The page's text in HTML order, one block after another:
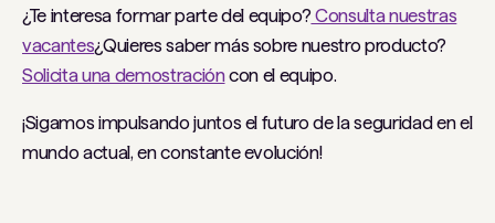
¿Te interesa formar parte del equipo? Consulta nuestras
vacantes¿Quieres saber más sobre nuestro producto?
Solicita una demostracióncon el equipo.
¡Sigamos impulsando juntos el futuro de la seguridad en el
mundo actual, en constante evolución!